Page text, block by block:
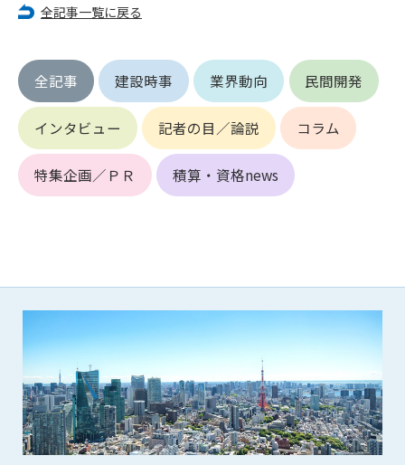
全記事一覧に戻る
全記事 建設時事 業界動向 民間開発
インタビュー 記者の目／論説 コラム
特集企画／ＰＲ 積算・資格news
第5条（IDおよびパスワードの管理）
用および管理について責任を負うものとします。
2. 会員は、自己のIDおよびパスワードを、貸与、譲渡、売買、
その他形態を問わず、第三者に利用させることはできませ
ん。
3. 会員は、IDおよびパスワードの管理不十分、使用上の過誤、
第三者（他の会員を含む）の使用等による損害について責任
を負うものとし、管理者は一切責任を負いません。
(1) 第三者または管理者の著作権、その他知的所有権を侵害す
る行為
(2) 第三者または管理者の財産、プライバシー等を侵害する行
為
(3) 第三者または管理者を誹謗中傷する行為
(4) 有害なコンピュータプログラム等を送信又は書き込む行為
(5) 第三者に不利益を与える行為
(6) 管理者が承認していない営利を目的とした行為
(7) 公序良俗に反する行為